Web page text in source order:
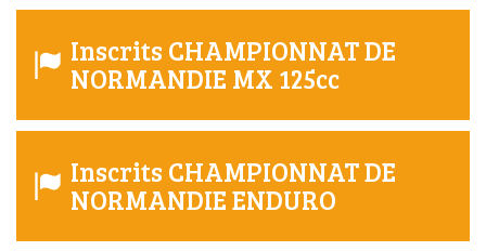
Inscrits CHAMPIONNAT DE
NORMANDIE MX 125cc
Inscrits CHAMPIONNAT DE
NORMANDIE ENDURO